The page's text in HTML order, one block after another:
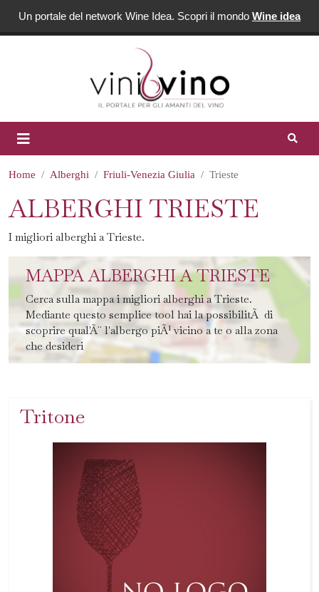
Un portale del network Wine Idea. Scopri il mondo Wine idea
Home Alberghi Friuli-Venezia Giulia Trieste
ALBERGHI TRIESTE
I migliori alberghi a Trieste.
MAPPA ALBERGHI A TRIESTE
Cerca sulla mappa i migliori alberghi a Trieste.
Mediante questo semplice tool hai la possibilitÃ di
scoprire qual'Ã¨ l'albergo piÃ¹ vicino a te o alla zona
che desideri
Tritone